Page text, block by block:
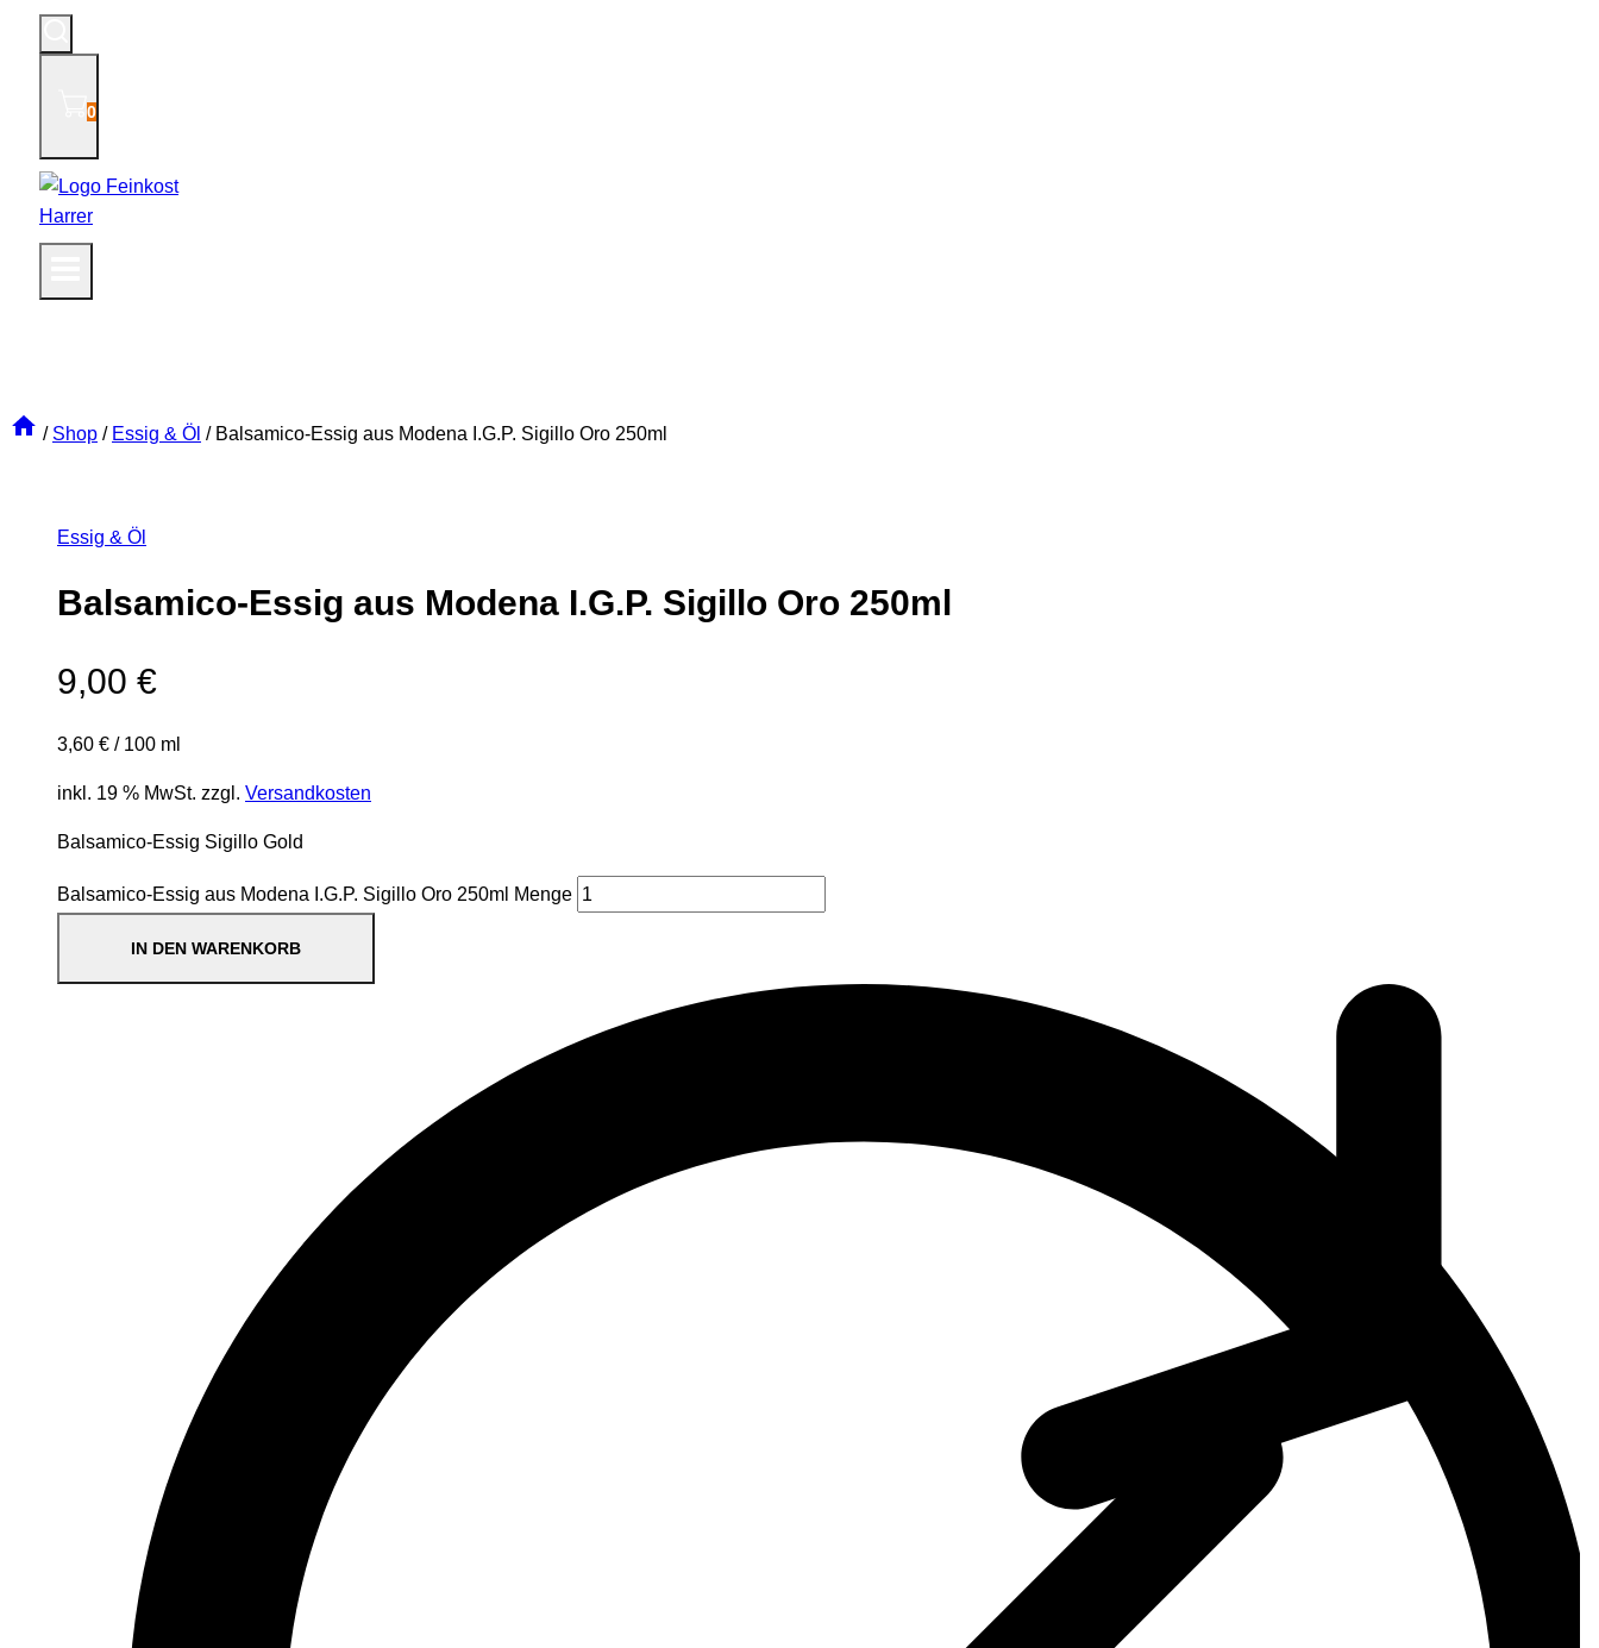
0
/ Shop / Essig & Öl / Balsamico-Essig aus Modena I.G.P. Sigillo Oro 250ml
Essig & Öl
Balsamico-Essig aus Modena I.G.P. Sigillo Oro 250ml
9,00 €
3,60 € / 100 ml
inkl. 19 % MwSt. zzgl. Versandkosten
Balsamico-Essig Sigillo Gold
Balsamico-Essig aus Modena I.G.P. Sigillo Oro 250ml Menge
IN DEN WARENKORB